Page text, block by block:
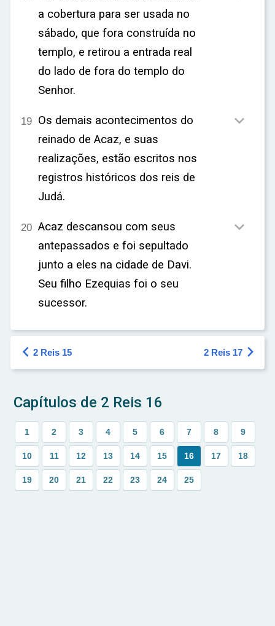
a cobertura para ser usada no
sábado, que fora construída no
templo, e retirou a entrada real
do lado de fora do templo do
Senhor.
19 Os demais acontecimentos do
reinado de Acaz, e suas
realizações, estão escritos nos
registros históricos dos reis de
Judá.

20 Acaz descansou com seus
antepassados e foi sepultado
junto a eles na cidade de Davi.
Seu filho Ezequias foi o seu
sucessor.

 2 Reis 15 2 Reis 17 
Capítulos de 2 Reis 16
1 2 3 4 5 6 7 8 9
10 11 12 13 14 15 16 17 18
19 20 21 22 23 24 25